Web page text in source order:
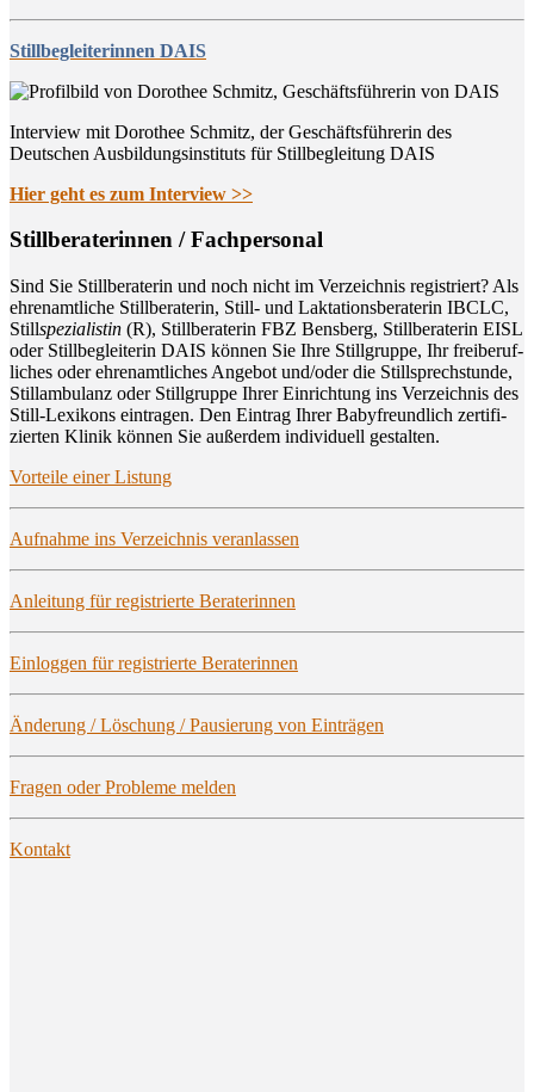
Stillbegleiterinnen DAIS
Interview mit Dorothee Schmitz, der Geschäftsführerin des
Deutschen Ausbildungsinstituts für Stillbegleitung DAIS
Hier geht es zum Interview >>
Still­be­ra­te­rin­nen / Fachpersonal
Sind Sie Still­be­ra­te­rin und noch nicht im Ver­zeich­nis regis­triert? Als
ehren­amt­li­che Still­be­ra­te­rin, Still- und Lak­ta­ti­ons­be­ra­te­rin IBCLC,
Stillspe­zia­lis­tin (R), Still­be­ra­te­rin FBZ Bens­berg, Still­be­ra­te­rin EISL
oder Still­be­glei­te­rin DAIS kön­nen Sie Ihre Still­grup­pe, Ihr frei­be­ruf­
li­ches oder ehren­amt­li­ches Ange­bot und/oder die Still­sprech­stun­de,
Still­am­bu­lanz oder Still­grup­pe Ihrer Ein­rich­tung ins Ver­zeich­nis des
Still-Lexi­kons ein­tra­gen. Den Ein­trag Ihrer Baby­freund­lich zer­ti­fi­
zier­ten Kli­nik kön­nen Sie außer­dem indi­vi­du­ell gestalten.
Vor­tei­le einer Listung
Auf­nah­me ins Ver­zeich­nis veranlassen
Anlei­tung für regis­trier­te Beraterinnen
Ein­log­gen für regis­trier­te Beraterinnen
Ände­rung / Löschung / Pau­sie­rung von Einträgen
Fra­gen oder Pro­ble­me melden
Kon­takt